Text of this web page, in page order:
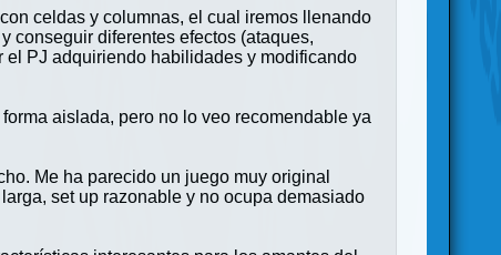
celdas y columnas, el cual iremos llenando
conseguir diferentes efectos (ataques,
PJ adquiriendo habilidades y modificando
aislada, pero no lo veo recomendable ya
Me ha parecido un juego muy original
set up razonable y no ocupa demasiado